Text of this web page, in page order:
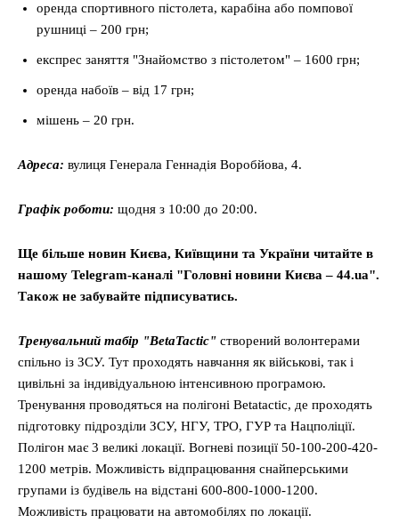
оренда спортивного пістолета, карабіна або помпової
рушниці – 200 грн;
експрес заняття "Знайомство з пістолетом" – 1600 грн;
оренда набоїв – від 17 грн;
мішень – 20 грн.
Адреса: вулиця Генерала Геннадія Воробйова, 4.
Графік роботи: щодня з 10:00 до 20:00.
Ще більше новин Києва, Київщини та України читайте в
нашому Telegram-каналі "Головні новини Києва – 44.ua".
Також не забувайте підписуватись.
Тренувальний табір "BetaTactic" створений волонтерами
спільно із ЗСУ. Тут проходять навчання як військові, так і
цивільні за індивідуальною інтенсивною програмою.
Тренування проводяться на полігоні Betatactic, де проходять
підготовку підрозділи ЗСУ, НГУ, ТРО, ГУР та Нацполіції.
Полігон має 3 великі локації. Вогневі позиції 50-100-200-420-
1200 метрів. Можливість відпрацювання снайперськими
групами із будівель на відстані 600-800-1000-1200.
Можливість працювати на автомобілях по локації.